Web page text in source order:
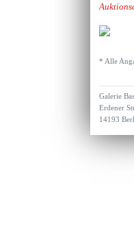
* Alle
Galerie
Erdener
14193